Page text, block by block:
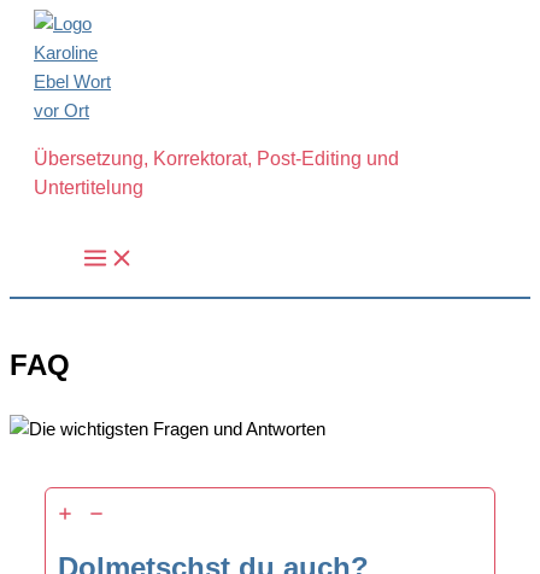
Zum
Inhalt
springen
Übersetzung, Korrektorat, Post-Editing und
Untertitelung
FAQ
Dolmetschst du auch?